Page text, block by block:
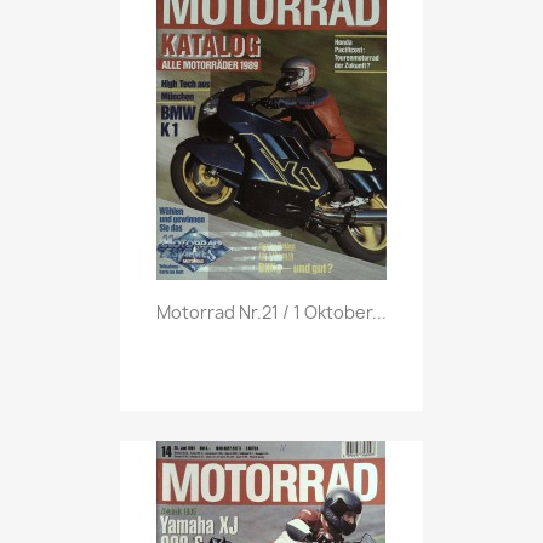
 Vorschau
Motorrad Nr.21 / 1 Oktober...